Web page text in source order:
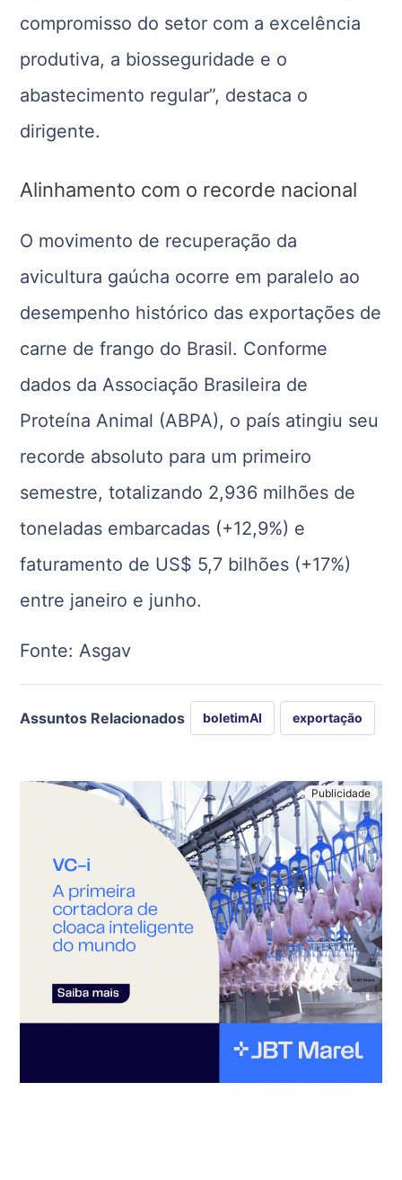
compromisso do setor com a excelência
produtiva, a biosseguridade e o
abastecimento regular”, destaca o
dirigente.
Alinhamento com o recorde nacional
O movimento de recuperação da
avicultura gaúcha ocorre em paralelo ao
desempenho histórico das exportações de
carne de frango do Brasil. Conforme
dados da Associação Brasileira de
Proteína Animal (ABPA), o país atingiu seu
recorde absoluto para um primeiro
semestre, totalizando 2,936 milhões de
toneladas embarcadas (+12,9%) e
faturamento de US$ 5,7 bilhões (+17%)
entre janeiro e junho.
Fonte: Asgav
Assuntos Relacionados boletimAI exportação